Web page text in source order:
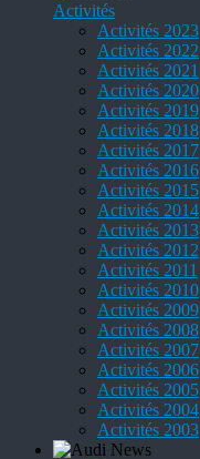
Activités
Activités 2023
Activités 2022
Activités 2021
Activités 2020
Activités 2019
Activités 2018
Activités 2017
Activités 2016
Activités 2015
Activités 2014
Activités 2013
Activités 2012
Activités 2011
Activités 2010
Activités 2009
Activités 2008
Activités 2007
Activités 2006
Activités 2005
Activités 2004
Activités 2003